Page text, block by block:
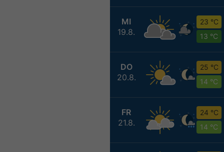
MI
19.8.
23 °C
13 °C
DO
20.8.
25 °C
14 °C
FR
21.8.
24 °C
14 °C